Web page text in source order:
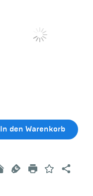
In den Warenkorb